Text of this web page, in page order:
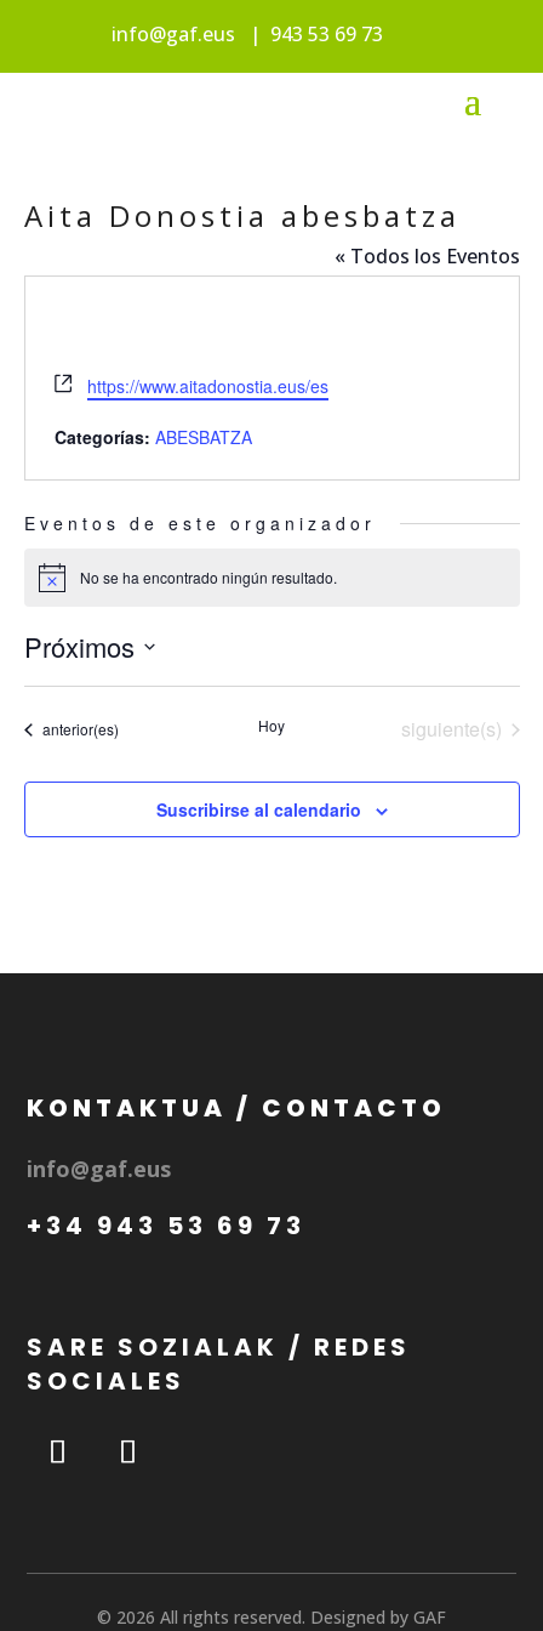
info@gaf.eus | 943 53 69 73
Aita Donostia abesbatza
« Todos los Eventos
Website
https://www.aitadonostia.eus/es
Categorías: ABESBATZA
Eventos de este organizador
Aviso No se ha encontrado ningún resultado.
Próximos
Selecciona
la Eventos
anterior(es) Hoy Eventos
siguiente(s)
Suscribirse al calendario
KONTAKTUA / CONTACTO
info@gaf.eus
+34 943 53 69 73
SARE SOZIALAK / REDES
SOCIALES
© 2026 All rights reserved. Designed by GAF